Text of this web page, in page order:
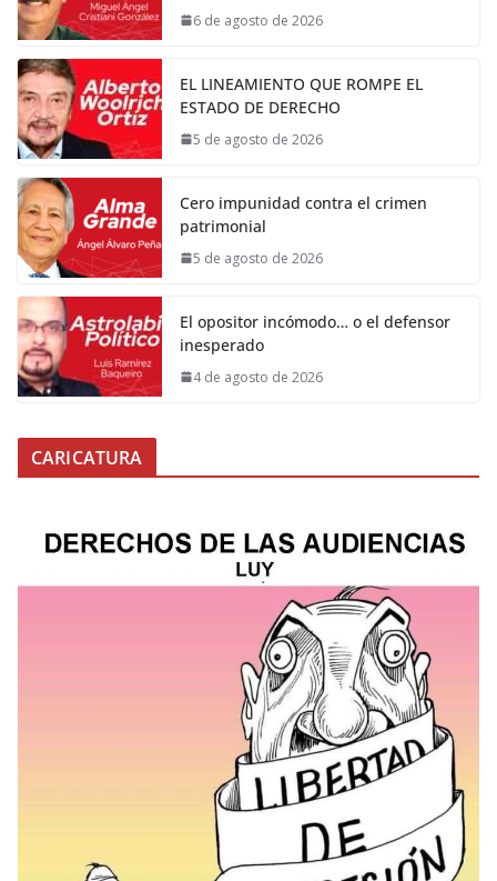
6 de agosto de 2026
EL LINEAMIENTO QUE ROMPE EL
ESTADO DE DERECHO
5 de agosto de 2026
Cero impunidad contra el crimen
patrimonial
5 de agosto de 2026
El opositor incómodo… o el defensor
inesperado
4 de agosto de 2026
CARICATURA